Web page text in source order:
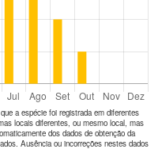
a espécie foi registrada em diferentes
locais diferentes, ou mesmo local, mas
dos dados de obtenção da
Ausência ou incorreções nestes dados